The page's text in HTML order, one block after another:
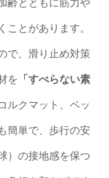
ことがあります。
で、滑り止め対策
を 「すべらない素
ルクマット、ペッ
簡単で、歩行の安
）の接地感を保つ